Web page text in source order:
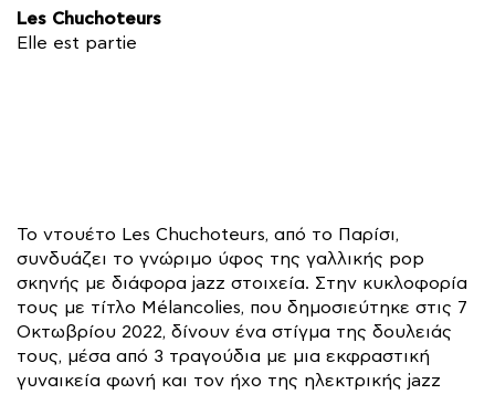
Les Chuchoteurs
Elle est partie
Το ντουέτο Les Chuchoteurs, από το Παρίσι,
συνδυάζει το γνώριμο ύφος της γαλλικής pop
σκηνής με διάφορα jazz στοιχεία. Στην κυκλοφορία
τους με τίτλο Mélancolies, που δημοσιεύτηκε στις 7
Οκτωβρίου 2022, δίνουν ένα στίγμα της δουλειάς
τους, μέσα από 3 τραγούδια με μια εκφραστική
γυναικεία φωνή και τον ήχο της ηλεκτρικής jazz